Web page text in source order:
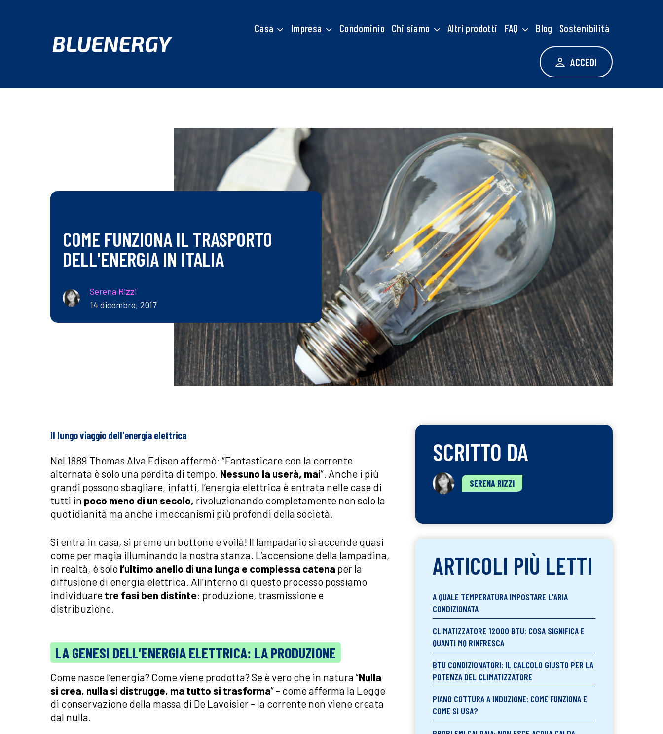
Casa Impresa Condominio Chi siamo Altri prodotti FAQ Blog Sostenibilità
ACCEDI
COME FUNZIONA IL TRASPORTO
DELL'ENERGIA IN ITALIA
Serena Rizzi
14 dicembre, 2017
Il lungo viaggio dell'energia elettrica
Nel 1889 Thomas Alva Edison affermò: “Fantasticare con la corrente
alternata è solo una perdita di tempo. Nessuno la userà, mai”. Anche i più
grandi possono sbagliare, infatti, l’energia elettrica è entrata nelle case di
tutti in poco meno di un secolo, rivoluzionando completamente non solo la
quotidianità ma anche i meccanismi più profondi della società.
Si entra in casa, si preme un bottone e voilà! Il lampadario si accende quasi
come per magia illuminando la nostra stanza. L’accensione della lampadina,
in realtà, è solo l’ultimo anello di una lunga e complessa catena per la
diffusione di energia elettrica. All’interno di questo processo possiamo
individuare tre fasi ben distinte: produzione, trasmissione e
distribuzione.
LA GENESI DELL’ENERGIA ELETTRICA: LA PRODUZIONE
Come nasce l’energia? Come viene prodotta? Se è vero che in natura “Nulla
si crea, nulla si distrugge, ma tutto si trasforma” - come afferma la Legge
di conservazione della massa di De Lavoisier - la corrente non viene creata
dal nulla.
SCRITTO DA
SERENA RIZZI
ARTICOLI PIÙ LETTI
A QUALE TEMPERATURA IMPOSTARE L'ARIA
CONDIZIONATA
CLIMATIZZATORE 12000 BTU: COSA SIGNIFICA E
QUANTI MQ RINFRESCA
BTU CONDIZIONATORI: IL CALCOLO GIUSTO PER LA
POTENZA DEL CLIMATIZZATORE
PIANO COTTURA A INDUZIONE: COME FUNZIONA E
COME SI USA?